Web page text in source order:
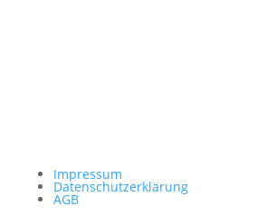
Impressum
Datenschutzerklärung
AGB